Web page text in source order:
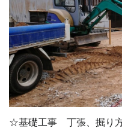
☆基礎工事 丁張、掘り